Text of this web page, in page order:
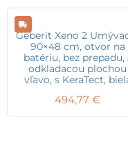
Geberit Xeno 2
90×48 cm, otvor na
batériu, bez prepadu,
odkladacou plochou
vľavo, s KeraTect,
494,77 €